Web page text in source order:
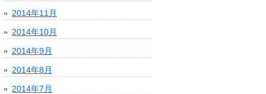
2014年11月
2014年10月
2014年9月
2014年8月
2014年7月